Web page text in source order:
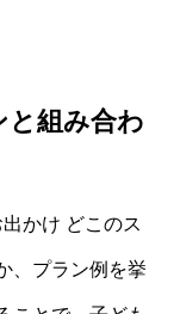
組み合わ
かけ どこのス
、プラン例を挙